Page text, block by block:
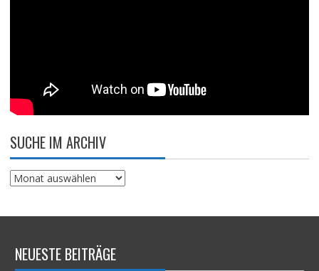
SUCHE IM ARCHIV
Suche
NEUESTE BEITRÄGE